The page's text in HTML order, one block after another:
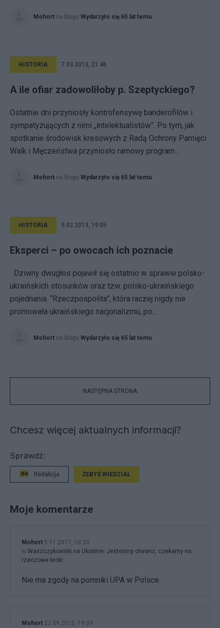
Mohort na blogu Wydarzyło się 65 lat temu
HISTORIA 7.03.2013, 21:46
A ile ofiar zadowoliłoby p. Szeptyckiego?
Ostatnie dni przyniosły kontrofensywę banderofilów i
sympatyzujących z nimi „intelektualistów”. Po tym, jak
spotkanie środowisk kresowych z Radą Ochrony Pamięci
Walk i Męczeństwa przyniosło ramowy program...
Mohort na blogu Wydarzyło się 65 lat temu
HISTORIA 5.02.2013, 19:05
Eksperci – po owocach ich poznacie
Dziwny dwugłos pojawił się ostatnio w sprawie polsko-
ukraińskich stosunków oraz tzw. polsko-ukraińskiego
pojednania. “Rzeczpospolita”, która raczej nigdy nie
promowała ukraińskiego nacjonalizmu, po...
Mohort na blogu Wydarzyło się 65 lat temu
NASTĘPNA STRONA
Chcesz więcej aktualnych informacji?
Sprawdź:
Redakcja ŻEBYŚ WIEDZIAŁ
Moje komentarze
Mohort 5.11.2017, 10:20
w Waszczykowski na Ukrainie: Jesteśmy otwarci, czekamy na
rzeczowe kroki
Nie ma zgody na pomniki UPA w Polsce.
Mohort 22.09.2015, 19:09